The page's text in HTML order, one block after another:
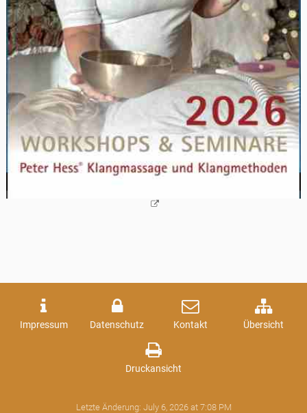
Impressum Datenschutz Kontakt Übersicht
Druckansicht
Letzte Änderung: July 6, 2026 at 7:08 PM